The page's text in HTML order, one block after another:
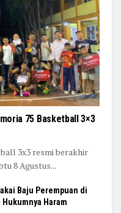
75 Basketball 3×3
3x3 resmi berakhir
8 Agustus...
Baju Perempuan di
Haram